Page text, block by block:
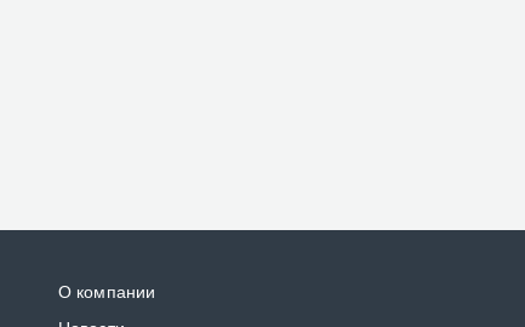
О компании